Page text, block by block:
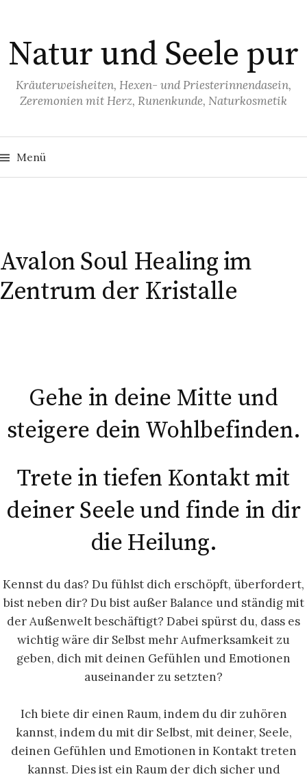
z
u
m
l
t
Natur und Seele pur
Kräuterweisheiten, Hexen- und Priesterinnendasein,
Zeremonien mit Herz, Runenkunde, Naturkosmetik
Menü
Avalon Soul Healing im
Zentrum der Kristalle
Gehe in deine Mitte und
steigere dein Wohlbefinden.
Trete in tiefen Kontakt mit
deiner Seele und finde in dir
die Heilung.
Kennst du das? Du fühlst dich erschöpft, überfordert,
bist neben dir? Du bist außer Balance und ständig mit
der Außenwelt beschäftigt? Dabei spürst du, dass es
wichtig wäre dir Selbst mehr Aufmerksamkeit zu
geben, dich mit deinen Gefühlen und Emotionen
auseinander zu setzten?
Ich biete dir einen Raum, indem du dir zuhören
kannst, indem du mit dir Selbst, mit deiner, Seele,
deinen Gefühlen und Emotionen in Kontakt treten
kannst. Dies ist ein Raum der dich sicher und